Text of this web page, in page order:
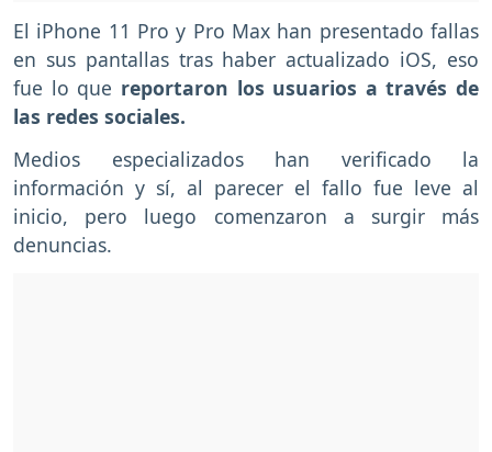
El iPhone 11 Pro y Pro Max han presentado fallas
en sus pantallas tras haber actualizado iOS, eso
fue lo que reportaron los usuarios a través de
las redes sociales.
Medios especializados han verificado la
información y sí, al parecer el fallo fue leve al
inicio, pero luego comenzaron a surgir más
denuncias.